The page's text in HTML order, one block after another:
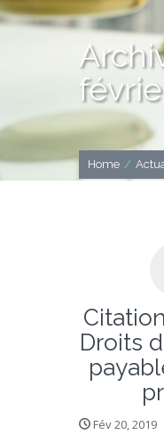
Home /
Droits
Fév 20, 2019